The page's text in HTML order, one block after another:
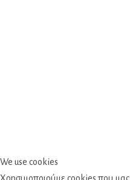
We use cookies